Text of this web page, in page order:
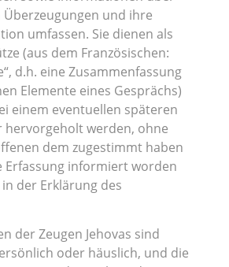
und ihre
umfassen. Sie dienen als
(aus dem Französischen:
d.h. eine Zusammenfassung
Elemente eines Gesprächs)
einem eventuellen späteren
hervorgeholt werden, ohne
dem zugestimmt haben
Erfassung informiert worden
der Erklärung des
der Zeugen Jehovas sind
oder häuslich, und die